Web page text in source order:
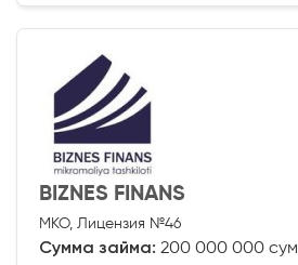
BIZNES FINANS
МКО, Лицензия №46
Сумма займа: 200 000 000 сум